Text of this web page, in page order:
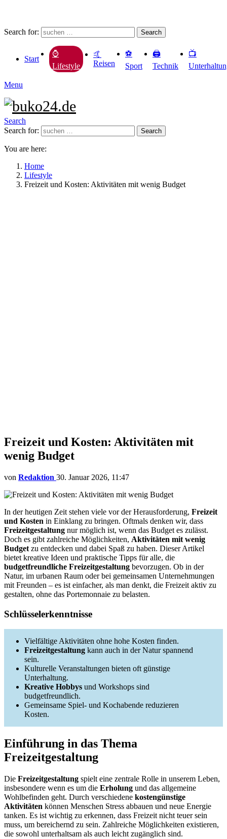
Search for: Search
Start
⌚️
Lifestyle
🤙
Reisen
⚽️
Sport
🖨️
Technik
📺
Menu
Search
Search for:
Search
You are here:
Home
Lifestyle
Freizeit und Kosten: Aktivitäten mit wenig Budget
Freizeit und Kosten: Aktivitäten mit
wenig Budget
von Redaktion 30. Januar 2026, 11:47
In der heutigen Zeit stehen viele vor der Herausforderung, Freizeit
und Kosten in Einklang zu bringen. Oftmals denken wir, dass
Freizeitgestaltung nur möglich ist, wenn das Budget es zulässt.
Doch es gibt zahlreiche Möglichkeiten, Aktivitäten mit wenig
Budget zu entdecken und dabei Spaß zu haben. Dieser Artikel
bietet kreative Ideen und praktische Tipps für alle, die
budgetfreundliche Freizeitgestaltung bevorzugen. Ob in der
Natur, im urbanen Raum oder bei gemeinsamen Unternehmungen
mit Freunden – es ist einfacher, als man denkt, die Freizeit aktiv zu
gestalten, ohne das Portemonnaie zu belasten.
Schlüsselerkenntnisse
Vielfältige Aktivitäten ohne hohe Kosten finden.
Freizeitgestaltung kann auch in der Natur spannend
sein.
Kulturelle Veranstaltungen bieten oft günstige
Unterhaltung.
Kreative Hobbys und Workshops sind
budgetfreundlich.
Gemeinsame Spiel- und Kochabende reduzieren
Kosten.
Einführung in das Thema
Freizeitgestaltung
Die Freizeitgestaltung spielt eine zentrale Rolle in unserem Leben,
insbesondere wenn es um die Erholung und das allgemeine
Wohlbefinden geht. Durch verschiedene kostengünstige
Aktivitäten können Menschen Stress abbauen und neue Energie
tanken. Es ist wichtig zu erkennen, dass Freizeit nicht teuer sein
muss, um bereichernd zu sein. Zahlreiche Möglichkeiten existieren,
die sowohl unterhaltsam als auch leicht zugänglich sind.